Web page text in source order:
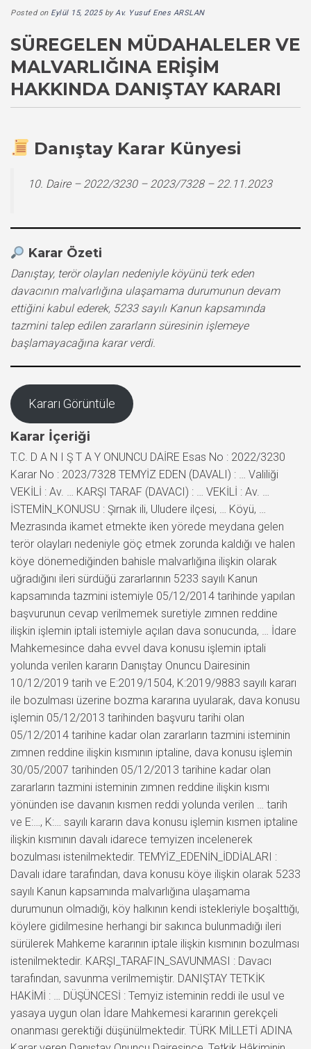
Posted on Eylül 15, 2025byAv. Yusuf Enes ARSLAN
SÜREGELEN MÜDAHALELER VE
MALVARLIĞINA ERIŞIM
HAKKINDA DANIŞTAY KARARI
Danıştay Karar Künyesi
10. Daire – 2022/3230 – 2023/7328 – 22.11.2023
Karar Özeti
Danıştay, terör olayları nedeniyle köyünü terk eden
davacının malvarlığına ulaşamama durumunun devam
ettiğini kabul ederek, 5233 sayılı Kanun kapsamında
tazmini talep edilen zararların süresinin işlemeye
başlamayacağına karar verdi.
Kararı Görüntüle
Karar İçeriği
T.C. D A N I Ş T A Y ONUNCU DAİRE Esas No : 2022/3230
Karar No : 2023/7328 TEMYİZ EDEN (DAVALI) : … Valiliği
VEKİLİ : Av. … KARŞI TARAF (DAVACI) : … VEKİLİ : Av. …
İSTEMİN_KONUSU : Şırnak ili, Uludere ilçesi, … Köyü, …
Mezrasında ikamet etmekte iken yörede meydana gelen
terör olayları nedeniyle göç etmek zorunda kaldığı ve halen
köye dönemediğinden bahisle malvarlığına ilişkin olarak
uğradığını ileri sürdüğü zararlarının 5233 sayılı Kanun
kapsamında tazmini istemiyle 05/12/2014 tarihinde yapılan
başvurunun cevap verilmemek suretiyle zımnen reddine
ilişkin işlemin iptali istemiyle açılan dava sonucunda, … İdare
Mahkemesince daha evvel dava konusu işlemin iptali
yolunda verilen kararın Danıştay Onuncu Dairesinin
10/12/2019 tarih ve E:2019/1504, K:2019/9883 sayılı kararı
ile bozulması üzerine bozma kararına uyularak, dava konusu
işlemin 05/12/2013 tarihinden başvuru tarihi olan
05/12/2014 tarihine kadar olan zararların tazmini isteminin
zımnen reddine ilişkin kısmının iptaline, dava konusu işlemin
30/05/2007 tarihinden 05/12/2013 tarihine kadar olan
zararların tazmini isteminin zımnen reddine ilişkin kısmı
yönünden ise davanın kısmen reddi yolunda verilen … tarih
ve E:…, K:… sayılı kararın dava konusu işlemin kısmen iptaline
ilişkin kısmının davalı idarece temyizen incelenerek
bozulması istenilmektedir. TEMYİZ_EDENİN_İDDİALARI :
Davalı idare tarafından, dava konusu köye ilişkin olarak 5233
sayılı Kanun kapsamında malvarlığına ulaşamama
durumunun olmadığı, köy halkının kendi istekleriyle boşalttığı,
köylere gidilmesine herhangi bir sakınca bulunmadığı ileri
sürülerek Mahkeme kararının iptale ilişkin kısmının bozulması
istenilmektedir. KARŞI_TARAFIN_SAVUNMASI : Davacı
tarafından, savunma verilmemiştir. DANIŞTAY TETKİK
HAKİMİ : … DÜŞÜNCESİ : Temyiz isteminin reddi ile usul ve
yasaya uygun olan İdare Mahkemesi kararının gerekçeli
onanması gerektiği düşünülmektedir. TÜRK MİLLETİ ADINA